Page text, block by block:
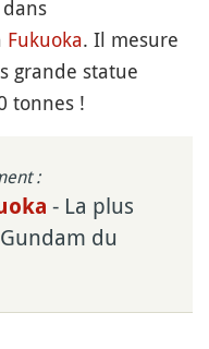
Fukuoka. Il mesure
grande statue
tonnes !
:
- La plus
du